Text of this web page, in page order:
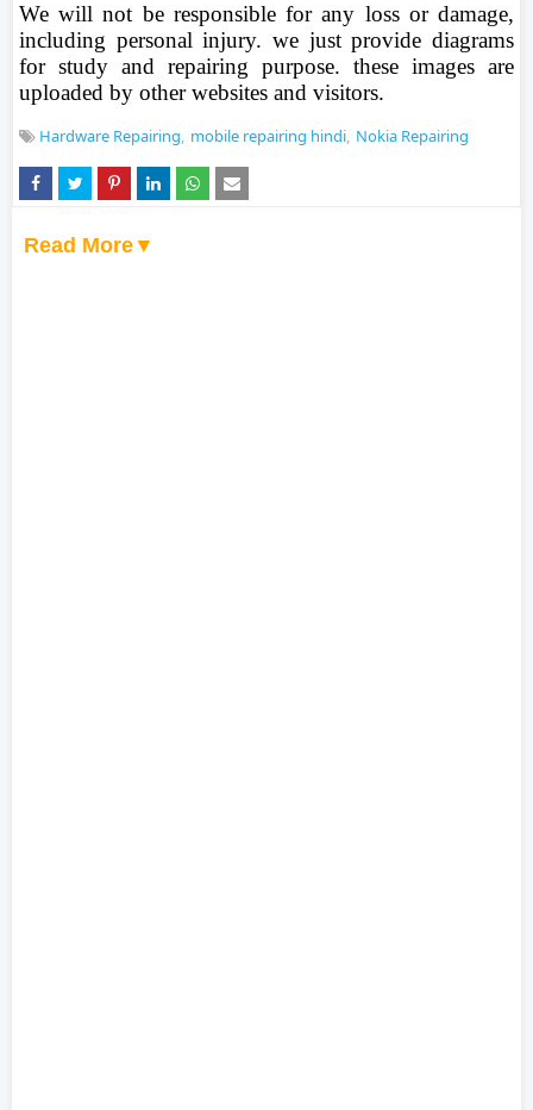
We will not be responsible for any loss or damage,
including personal injury. we just provide diagrams
for study and repairing purpose. these images are
uploaded by other websites and visitors.
Hardware Repairing mobile repairing hindi Nokia Repairing
Read More▼